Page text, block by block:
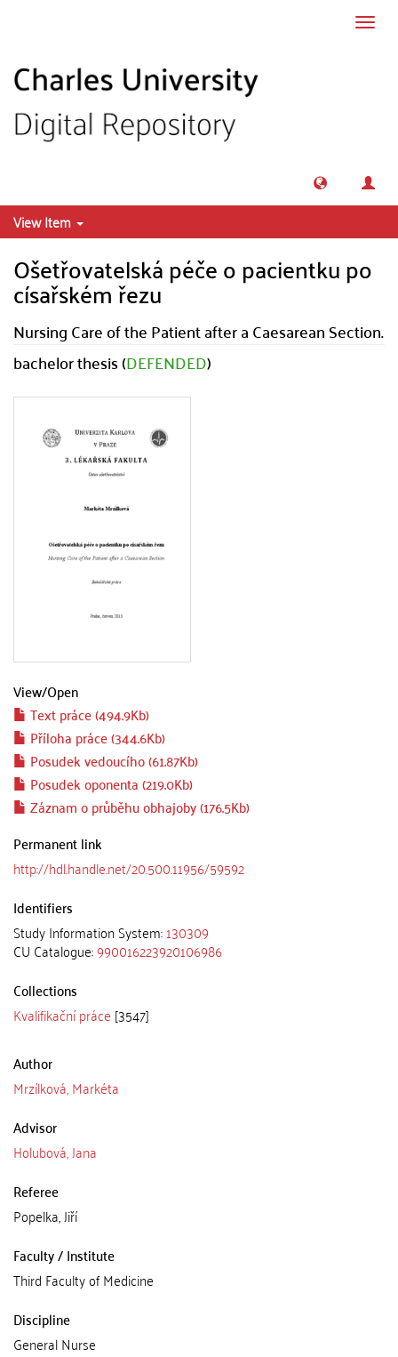
View Item
Ošetřovatelská péče o pacientku po
císařském řezu
Nursing Care of the Patient after a Caesarean Section.
bachelor thesis (DEFENDED)
View/Open
Text práce (494.9Kb)
Příloha práce (344.6Kb)
Posudek vedoucího (61.87Kb)
Posudek oponenta (219.0Kb)
Záznam o průběhu obhajoby (176.5Kb)
Permanent link
http://hdl.handle.net/20.500.11956/59592
Identifiers
Study Information System:130309
CU Catalogue:990016223920106986
Collections
Kvalifikační práce [3547]
Author
Mrzílková, Markéta
Advisor
Holubová, Jana
Referee
Popelka, Jiří
Faculty / Institute
Third Faculty of Medicine
Discipline
General Nurse